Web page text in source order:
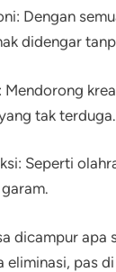
Dengan
didengar
Mendorong
tak terduga.
Seperti
dicampur
pas